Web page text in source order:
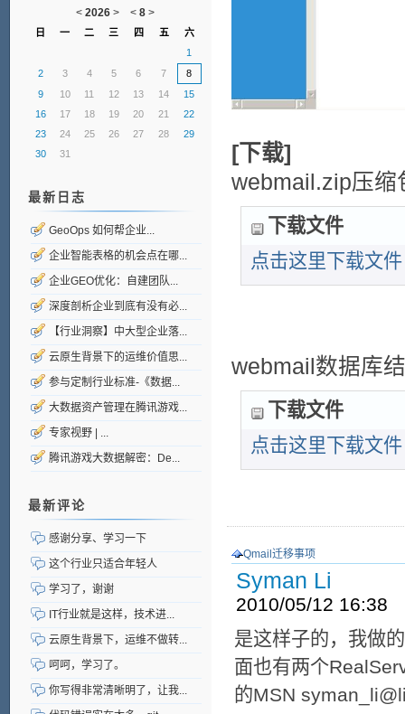
[下载]
webmail.zip压缩
下载文件
点击这里下载文件
webmail数据库
下载文件
点击这里下载文件
Qmail迁移事项
Syman Li
2010/05/12 16:38
是这样子的，我做
面也有两个
的MSN
< 2026 > < 8 >
日 一 二 三 四 五
六
1
2
3 4 5 6 7
8
9
10 11 12 13 14
15
16
17 18 19 20 21
22
23
24 25 26 27 28
29
30
31
最新日志
GeoOps 如何帮企业...
企业智能表格的机会点在哪...
企业GEO优化：自建团队...
深度剖析企业到底有没有必...
【行业洞察】中大型企业落...
云原生背景下的运维价值思...
参与定制行业标准-《数据...
大数据资产管理在腾讯游戏...
专家视野 | ...
腾讯游戏大数据解密：De...
最新评论
感谢分享、学习一下
这个行业只适合年轻人
学习了，谢谢
IT行业就是这样，技术进...
云原生背景下，运维不做转...
呵呵，学习了。
你写得非常清晰明了，让我...